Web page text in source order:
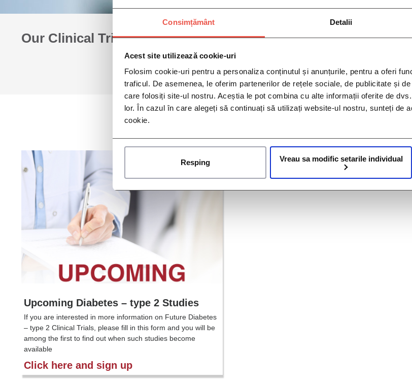
Consimțământ Detalii
Acest site utilizează cookie-uri
Folosim cookie-uri pentru a personaliza conținutul și anunțurile, pentru a oferi
traficul. De asemenea, le oferim partenerilor de rețele sociale, de publicitate și
care folosiți site-ul nostru. Aceștia le pot combina cu alte informații oferite de
lor. În cazul în care alegeți să continuați să utilizați website-ul nostru, sunteți de
cookie.
Resping Vreau sa modific setarile individual
Our Clinical Trials
Upcoming Diabetes – type 2 Studies
If you are interested in more information on Future Diabetes
– type 2 Clinical Trials, please fill in this form and you will be
among the first to find out when such studies become
available
Click here and sign up